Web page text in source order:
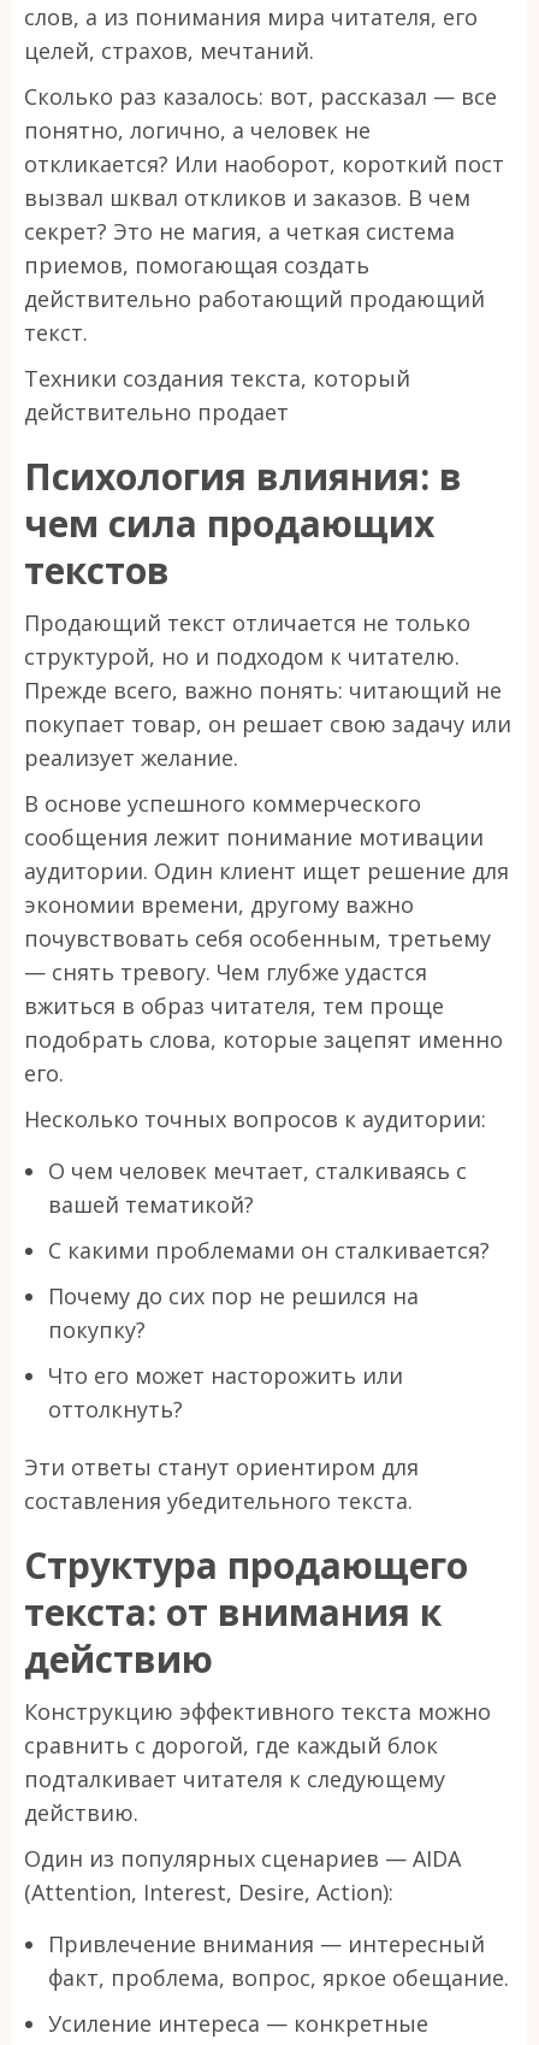
слов, а из понимания мира читателя, его
целей, страхов, мечтаний.
Сколько раз казалось: вот, рассказал — все
понятно, логично, а человек не
откликается? Или наоборот, короткий пост
вызвал шквал откликов и заказов. В чем
секрет? Это не магия, а четкая система
приемов, помогающая создать
действительно работающий продающий
текст.
Техники создания текста, который
действительно продает
Психология влияния: в
чем сила продающих
текстов
Продающий текст отличается не только
структурой, но и подходом к читателю.
Прежде всего, важно понять: читающий не
покупает товар, он решает свою задачу или
реализует желание.
В основе успешного коммерческого
сообщения лежит понимание мотивации
аудитории. Один клиент ищет решение для
экономии времени, другому важно
почувствовать себя особенным, третьему
— снять тревогу. Чем глубже удастся
вжиться в образ читателя, тем проще
подобрать слова, которые зацепят именно
его.
Несколько точных вопросов к аудитории:
О чем человек мечтает, сталкиваясь с
вашей тематикой?
С какими проблемами он сталкивается?
Почему до сих пор не решился на
покупку?
Что его может насторожить или
оттолкнуть?
Эти ответы станут ориентиром для
составления убедительного текста.
Структура продающего
текста: от внимания к
действию
Конструкцию эффективного текста можно
сравнить с дорогой, где каждый блок
подталкивает читателя к следующему
действию.
Один из популярных сценариев — AIDA
(Attention, Interest, Desire, Action):
Привлечение внимания — интересный
факт, проблема, вопрос, яркое обещание.
Усиление интереса — конкретные